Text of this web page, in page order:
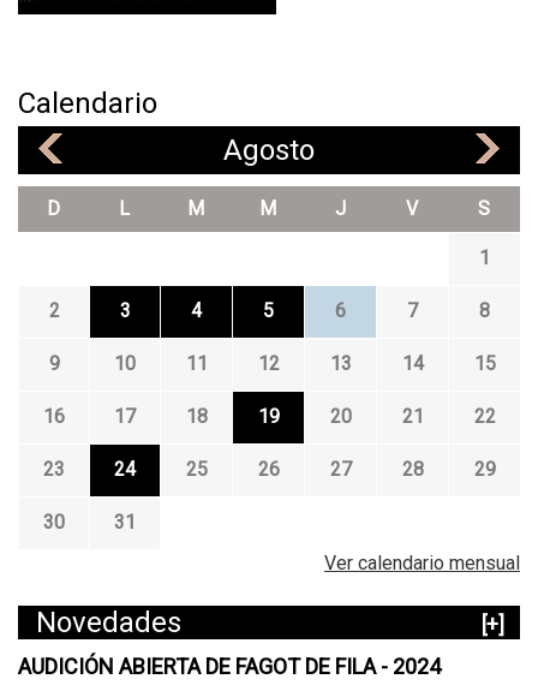
,
P
2
Calendario
Agosto
D L M M J V S
1
2 3 4 5 6 7 8
9 10 11 12 13 14 15
16 17 18 19 20 21 22
23 24 25 26 27 28 29
30
31
Ver calendario mensual
Novedades
[+]
AUDICIÓN ABIERTA DE FAGOT DE FILA - 2024